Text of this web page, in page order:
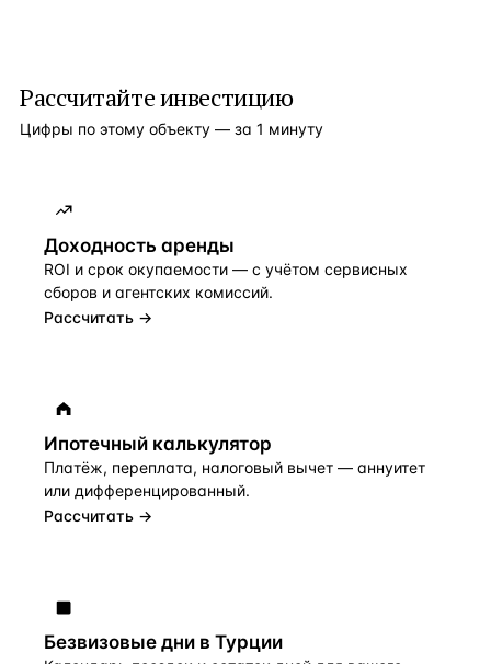
Рассчитайте инвестицию
Цифры по этому объекту — за 1 минуту
Доходность аренды
ROI и срок окупаемости — с учётом сервисных
сборов и агентских комиссий.
Рассчитать →
Ипотечный калькулятор
Платёж, переплата, налоговый вычет — аннуитет
или дифференцированный.
Рассчитать →
Безвизовые дни в Турции